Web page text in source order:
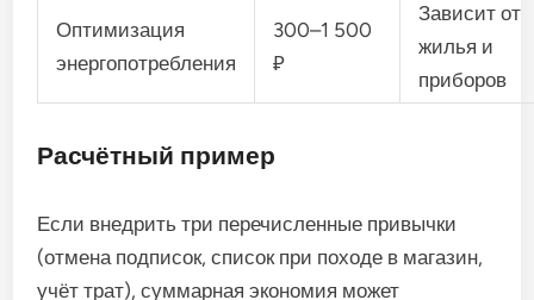
Оптимизация
энергопотребления
300–1 500
₽
Зависит от
жилья и
приборов
Расчётный пример
Если внедрить три перечисленные привычки
(отмена подписок, список при походе в магазин,
учёт трат), суммарная экономия может